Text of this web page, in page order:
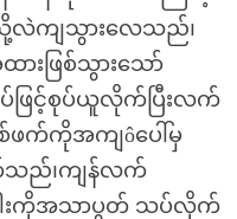
လဲကျသွားလေသည်၊
ဖြစ်သွားသော်
ဖြင့်စုပ်ယူလိုက်ပြီးလက်
ကိုအကျôပေါ်မှ
သည်၊ကျန်လက်
းကိုအသာပွတ် သပ်လိုက်